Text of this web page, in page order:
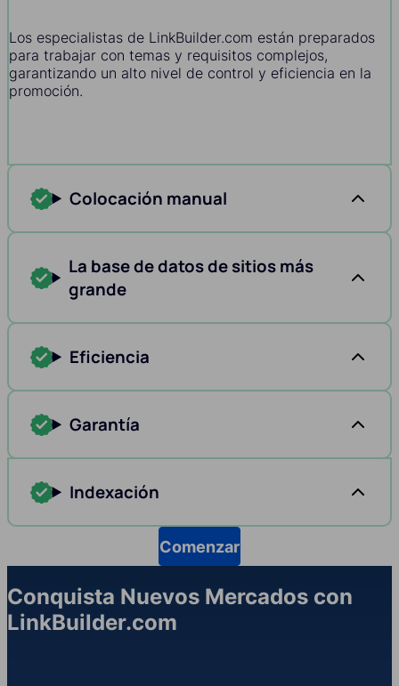
Los especialistas de LinkBuilder.com están preparados
para trabajar con temas y requisitos complejos,
garantizando un alto nivel de control y eficiencia en la
promoción.
Colocación manual
La base de datos de sitios más
grande
Eficiencia
Garantía
Indexación
Comenzar
Conquista Nuevos Mercados con
LinkBuilder.com